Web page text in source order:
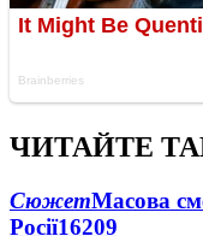
ЧИТАЙТЕ
СюжетМасова
Росії16209